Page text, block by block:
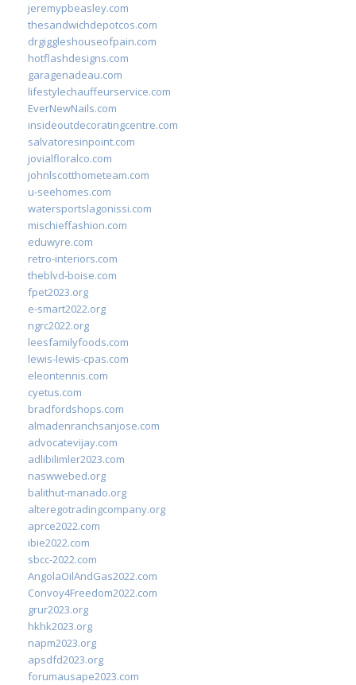
jeremypbeasley.com
thesandwichdepotcos.com
drgiggleshouseofpain.com
hotflashdesigns.com
garagenadeau.com
lifestylechauffeurservice.com
EverNewNails.com
insideoutdecoratingcentre.com
salvatoresinpoint.com
jovialfloralco.com
johnlscotthometeam.com
u-seehomes.com
watersportslagonissi.com
mischieffashion.com
eduwyre.com
retro-interiors.com
theblvd-boise.com
fpet2023.org
e-smart2022.org
ngrc2022.org
leesfamilyfoods.com
lewis-lewis-cpas.com
eleontennis.com
cyetus.com
bradfordshops.com
almadenranchsanjose.com
advocatevijay.com
adlibilimler2023.com
naswwebed.org
balithut-manado.org
alteregotradingcompany.org
aprce2022.com
ibie2022.com
sbcc-2022.com
AngolaOilAndGas2022.com
Convoy4Freedom2022.com
grur2023.org
hkhk2023.org
napm2023.org
apsdfd2023.org
forumausape2023.com